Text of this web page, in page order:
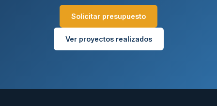
Solicitar presupuesto
Ver proyectos realizados